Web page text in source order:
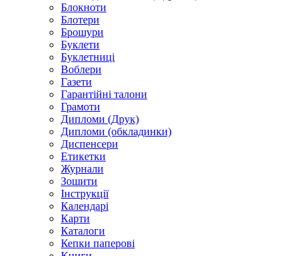
Блокноти
Блотери
Брошури
Буклети
Буклетниці
Воблери
Газети
Гарантійні талони
Грамоти
Дипломи (Друк)
Дипломи (обкладинки)
Диспенсери
Етикетки
Журнали
Зошити
Інструкції
Календарі
Карти
Каталоги
Кепки паперові